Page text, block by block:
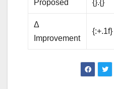
Proposed {}.{}
Δ
Improvement
{:+.1f}